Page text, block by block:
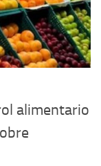
alimentario